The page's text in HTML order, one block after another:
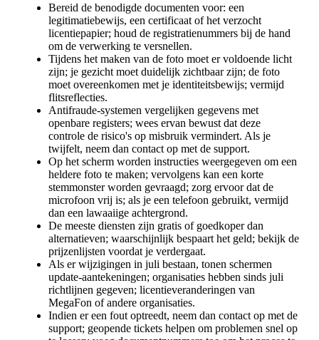
Bereid de benodigde documenten voor: een
legitimatiebewijs, een certificaat of het verzocht
licentiepapier; houd de registratienummers bij de hand
om de verwerking te versnellen.
Tijdens het maken van de foto moet er voldoende licht
zijn; je gezicht moet duidelijk zichtbaar zijn; de foto
moet overeenkomen met je identiteitsbewijs; vermijd
flitsreflecties.
Antifraude-systemen vergelijken gegevens met
openbare registers; wees ervan bewust dat deze
controle de risico's op misbruik vermindert. Als je
twijfelt, neem dan contact op met de support.
Op het scherm worden instructies weergegeven om een
heldere foto te maken; vervolgens kan een korte
stemmonster worden gevraagd; zorg ervoor dat de
microfoon vrij is; als je een telefoon gebruikt, vermijd
dan een lawaaiige achtergrond.
De meeste diensten zijn gratis of goedkoper dan
alternatieven; waarschijnlijk bespaart het geld; bekijk de
prijzenlijsten voordat je verdergaat.
Als er wijzigingen in juli bestaan, tonen schermen
update-aantekeningen; organisaties hebben sinds juli
richtlijnen gegeven; licentieveranderingen van
MegaFon of andere organisaties.
Indien er een fout optreedt, neem dan contact op met de
support; geopende tickets helpen om problemen snel op